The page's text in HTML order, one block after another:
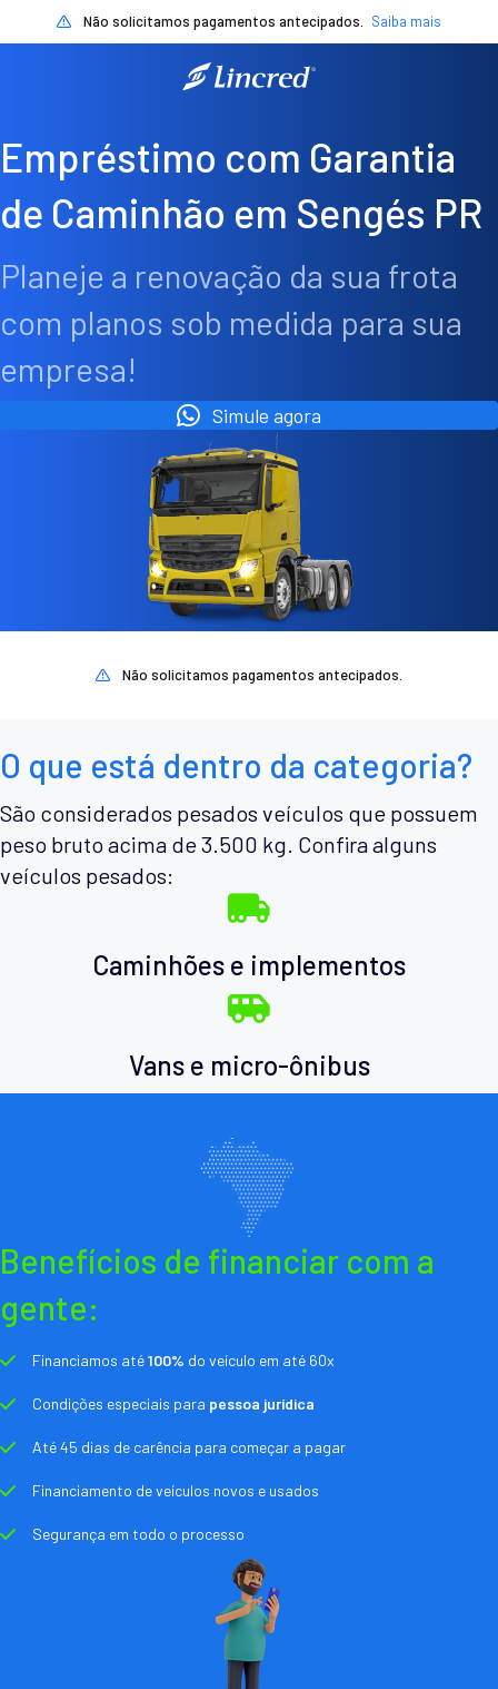
Não solicitamos pagamentos antecipados. Saiba mais
Empréstimo com Garantia
de Caminhão em Sengés PR
Planeje a renovação da sua frota
com planos sob medida para sua
empresa!
Simule agora
Não solicitamos pagamentos antecipados.
O que está dentro da categoria?
São considerados pesados veículos que possuem
peso bruto acima de 3.500 kg. Confira alguns
veículos pesados:
Caminhões e implementos
Vans e micro-ônibus
Benefícios de financiar com a
gente:
Financiamos até100% do veículo em até 60x
Condições especiais para pessoa jurídica
Até 45 dias de carência para começar a pagar
Financiamento de veículos novos e usados
Segurança em todo o processo